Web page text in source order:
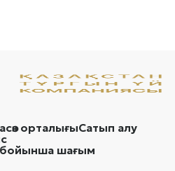
орталығыСатып алу
бойынша шағым